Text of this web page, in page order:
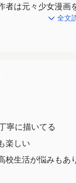
は元々少女漫画
ブコメっぽくなか
ずつ歩み寄る作
を伝えてくれる。
た展開も好きで
ではなく、途中
ところとか「も
全文
寧に描いてる
楽しい
校生活が悩みも